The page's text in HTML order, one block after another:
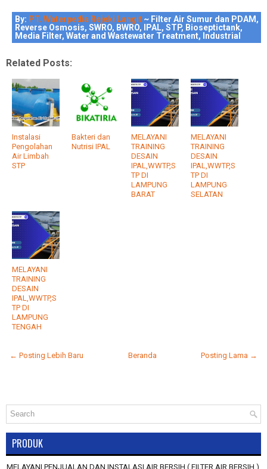
By: PT. Waterpedia Rejeki Langit ~ Filter Air Sumur dan PDAM,
Reverse Osmosis, SWRO, BWRO, IPAL, STP, Bioseptictank,
Media Filter, Water and Wastewater Treatment, Industrial
Related Posts:
Instalasi
Pengolahan
Air Limbah
STP
Bakteri dan
Nutrisi IPAL
MELAYANI
TRAINING
DESAIN
IPAL,WWTP,S
TP DI
LAMPUNG
BARAT
MELAYANI
TRAINING
DESAIN
IPAL,WWTP,S
TP DI
LAMPUNG
SELATAN
MELAYANI
TRAINING
DESAIN
IPAL,WWTP,S
TP DI
LAMPUNG
TENGAH
← Posting Lebih Baru Posting Lama →
Beranda
PRODUK
MELAYANI PENJUALAN DAN INSTALASI AIR BERSIH ( FILTER AIR BERSIH )